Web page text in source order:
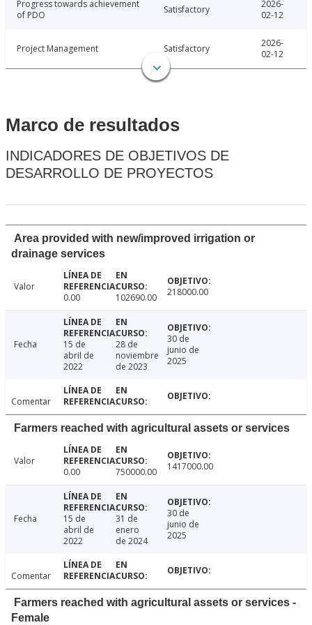
Progress towards achievement
of PDO
Satisfactory
2026-
02-12
Project Management Satisfactory
2026-
02-12
Marco de resultados
INDICADORES DE OBJETIVOS DE
DESARROLLO DE PROYECTOS
Area provided with new/improved irrigation or
drainage services
Valor
0.00
102690.00 218000.00
Fecha
15 de
abril de
2022
28 de
noviembre
de 2023
30 de
junio de
2025
Comentar
Farmers reached with agricultural assets or services
Valor
0.00
750000.00 1417000.00
Fecha
15 de
abril de
2022
31 de
enero
de 2024
30 de
junio de
2025
Comentar
Farmers reached with agricultural assets or services -
Female